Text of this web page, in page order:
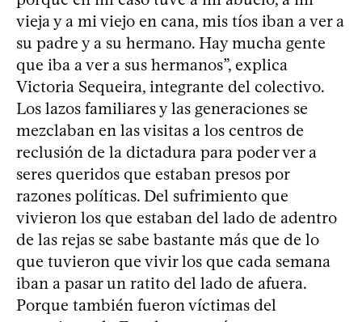
vieja y a mi viejo en cana, mis tíos iban a ver a
su padre y a su hermano. Hay mucha gente
que iba a ver a sus hermanos”, explica
Victoria Sequeira, integrante del colectivo.
Los lazos familiares y las generaciones se
mezclaban en las visitas a los centros de
reclusión de la dictadura para poder ver a
seres queridos que estaban presos por
razones políticas. Del sufrimiento que
vivieron los que estaban del lado de adentro
de las rejas se sabe bastante más que de lo
que tuvieron que vivir los que cada semana
iban a pasar un ratito del lado de afuera.
Porque también fueron víctimas del